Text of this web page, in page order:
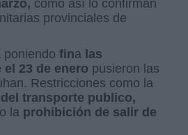
como así lo confirman
provinciales de
poniendofina las
23 de enero pusieron las
Restricciones como la
transporte publico,
o la prohibición de salir de